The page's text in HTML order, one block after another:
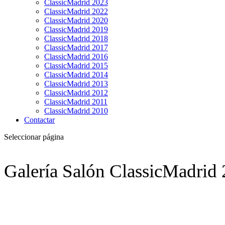
ClassicMadrid 2023
ClassicMadrid 2022
ClassicMadrid 2020
ClassicMadrid 2019
ClassicMadrid 2018
ClassicMadrid 2017
ClassicMadrid 2016
ClassicMadrid 2015
ClassicMadrid 2014
ClassicMadrid 2013
ClassicMadrid 2012
ClassicMadrid 2011
ClassicMadrid 2010
Contactar
Seleccionar página
Galería Salón ClassicMadrid